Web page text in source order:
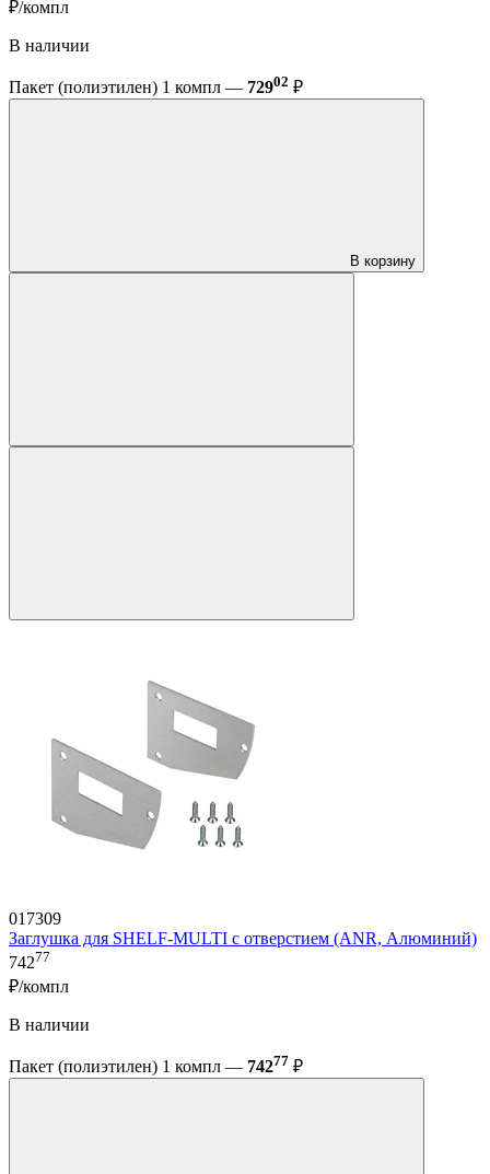
₽/компл
В наличии
Пакет (полиэтилен) 1 компл — 72902 ₽
В корзину
017309
Заглушка для SHELF-MULTI с отверстием (ANR, Алюминий)
74277
₽/компл
В наличии
Пакет (полиэтилен) 1 компл — 74277 ₽